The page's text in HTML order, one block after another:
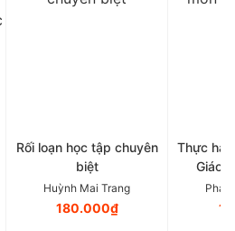
Rối loạn học tập chuyên
biệt
Huỳnh Mai Trang
180.000₫
Thực
Giáo
Phan